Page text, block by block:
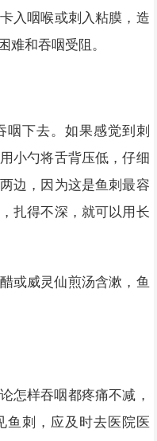
入咽喉或刺入粘膜，造
难和吞咽受阻。
咽下去。如果感觉到刺
小勺将舌背压低，仔细
边，因为这是鱼刺最容
扎得不深，就可以用长
或威灵仙煎汤含漱，鱼
怎样吞咽都疼痛不减，
鱼刺，应及时去医院医